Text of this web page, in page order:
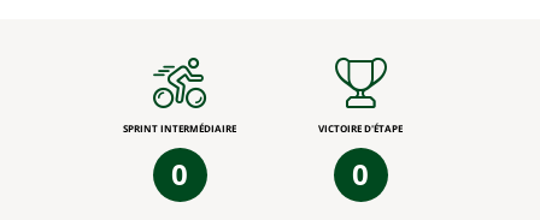
SPRINT INTERMÉDIAIRE
0
VICTOIRE D'ÉTAPE
0